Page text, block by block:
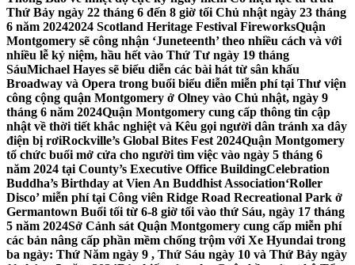
Thứ Bảy ngày 22 tháng 6 đến 8 giờ tối Chủ nhật ngày 23 tháng
6 năm 20242024 Scotland Heritage Festival FireworksQuận
Montgomery sẽ công nhận ‘Juneteenth’ theo nhiều cách và với
nhiều lễ kỷ niệm, hầu hết vào Thứ Tư ngày 19 tháng
SáuMichael Hayes sẽ biểu diễn các bài hát từ sân khấu
Broadway và Opera trong buổi biểu diễn miễn phí tại Thư viện
công cộng quận Montgomery ở Olney vào Chủ nhật, ngày 9
tháng 6 năm 2024Quận Montgomery cung cấp thông tin cập
nhật về thời tiết khắc nghiệt và Kêu gọi người dân tránh xa dây
điện bị rơiRockville’s Global Bites Fest 2024Quận Montgomery
tổ chức buổi mở cửa cho người tìm việc vào ngày 5 tháng 6
năm 2024 tại County’s Executive Office BuildingCelebration
Buddha’s Birthday at Vien An Buddhist Association‘Roller
Disco’ miễn phí tại Công viên Ridge Road Recreational Park ở
Germantown Buổi tối từ 6-8 giờ tối vào thứ Sáu, ngày 17 tháng
5 năm 2024Sở Cảnh sát Quận Montgomery cung cấp miễn phí
các bản nâng cấp phần mềm chống trộm với Xe Hyundai trong
ba ngày: Thứ Năm ngày 9 , Thứ Sáu ngày 10 và Thứ Bảy ngày